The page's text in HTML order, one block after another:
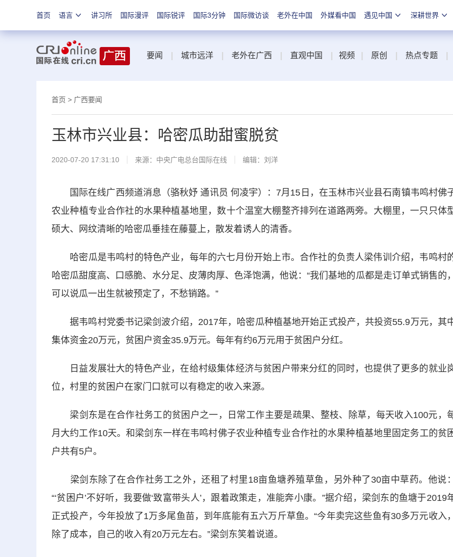
首页 语言 讲习所 国际漫评 国际锐评 国际3分钟 国际微访谈 老外在中国 外媒看中国 遇见中国 深耕世界
要闻 城市远洋 老外在广西 直观中国 视频 原创 热点专题
首页 > 广西要闻
玉林市兴业县：哈密瓜助甜蜜脱贫
2020-07-20 17:31:10 来源： 中央广电总台国际在线 编辑：刘洋
国际在线广西频道消息（骆秋妤 通讯员 何凌宇）：7月15日，在玉林市兴业县石南镇韦鸣村佛
农业种植专业合作社的水果种植基地里，数十个温室大棚整齐排列在道路两旁。大棚里，一只只体
硕大、网纹清晰的哈密瓜垂挂在藤蔓上，散发着诱人的清香。
哈密瓜是韦鸣村的特色产业，每年的六七月份开始上市。合作社的负责人梁伟训介绍，韦鸣村
哈密瓜甜度高、口感脆、水分足、皮薄肉厚、色泽饱满，他说：“我们基地的瓜都是走订单式销售的
可以说瓜一出生就被预定了，不愁销路。”
据韦鸣村党委书记梁剑波介绍，2017年，哈密瓜种植基地开始正式投产，共投资55.9万元，其
集体资金20万元，贫困户资金35.9万元。每年有约6万元用于贫困户分红。
日益发展壮大的特色产业，在给村级集体经济与贫困户带来分红的同时，也提供了更多的就业
位，村里的贫困户在家门口就可以有稳定的收入来源。
梁剑东是在合作社务工的贫困户之一，日常工作主要是疏果、整枝、除草，每天收入100元，
月大约工作10天。和梁剑东一样在韦鸣村佛子农业种植专业合作社的水果种植基地里固定务工的贫
户共有5户。
梁剑东除了在合作社务工之外，还租了村里18亩鱼塘养殖草鱼，另外种了30亩中草药。他说
“‘贫困户’不好听，我要做‘致富带头人’，跟着政策走，准能奔小康。”据介绍，梁剑东的鱼塘于2019
正式投产，今年投放了1万多尾鱼苗，到年底能有五六万斤草鱼。“今年卖完这些鱼有30多万元收入
除了成本，自己的收入有20万元左右。”梁剑东笑着说道。